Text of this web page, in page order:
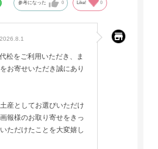
参考になった 0 Like! 0
2026.8.1
松をご利用いただき、ま
お寄せいただき誠にあり
産としてお選びいただけ
報様のお取り寄せをきっ
ただけたことを大変嬉し